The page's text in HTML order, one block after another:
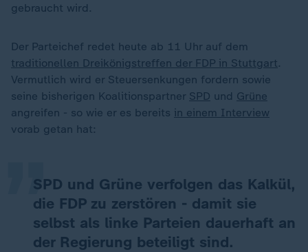
gebraucht wird.
Der Parteichef redet heute ab 11 Uhr auf dem
traditionellen Dreikönigstreffen der FDP in Stuttgart.
Vermutlich wird er Steuersenkungen fordern sowie
seine bisherigen Koalitionspartner SPD und Grüne
angreifen - so wie er es bereits in einem Interview
vorab getan hat:
SPD und Grüne verfolgen das Kalkül,
die FDP zu zerstören - damit sie
selbst als linke Parteien dauerhaft an
der Regierung beteiligt sind.
„